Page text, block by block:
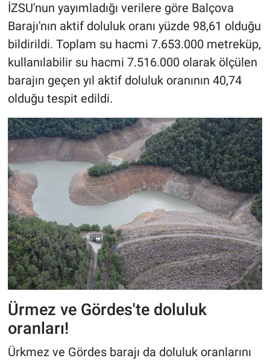
İZSU'nun yayımladığı verilere göre Balçova
Barajı'nın aktif doluluk oranı yüzde 98,61 olduğu
bildirildi. Toplam su hacmi 7.653.000 metreküp,
kullanılabilir su hacmi 7.516.000 olarak ölçülen
barajın geçen yıl aktif doluluk oranının 40,74
olduğu tespit edildi.
Ürmez ve Gördes'te doluluk
oranları!
Ürkmez ve Gördes barajı da doluluk oranlarını